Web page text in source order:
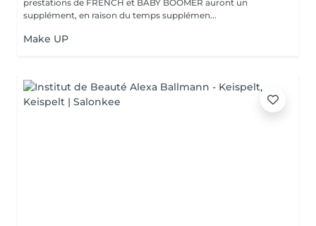
prestations de FRENCH et BABY BOOMER auront un
supplément, en raison du temps supplémen...
Make UP